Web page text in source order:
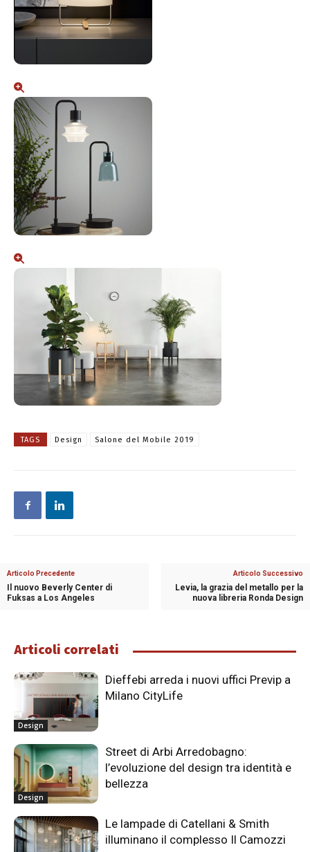
TAGS Design Salone del Mobile 2019
Articolo Precedente
Il nuovo Beverly Center di
Fuksas a Los Angeles
Articolo Successivo
Levia, la grazia del metallo per la
nuova libreria Ronda Design
Articoli correlati
Design
Dieffebi arreda i nuovi uffici Previp a
Milano CityLife
Design
Street di Arbi Arredobagno:
l’evoluzione del design tra identità e
bellezza
Le lampade di Catellani & Smith
illuminano il complesso Il Camozzi